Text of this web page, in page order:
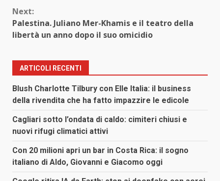
Next:
Palestina. Juliano Mer-Khamis e il teatro della
libertà un anno dopo il suo omicidio
ARTICOLI RECENTI
Blush Charlotte Tilbury con Elle Italia: il business
della rivendita che ha fatto impazzire le edicole
Cagliari sotto l’ondata di caldo: cimiteri chiusi e
nuovi rifugi climatici attivi
Con 20 milioni apri un bar in Costa Rica: il sogno
italiano di Aldo, Giovanni e Giacomo oggi